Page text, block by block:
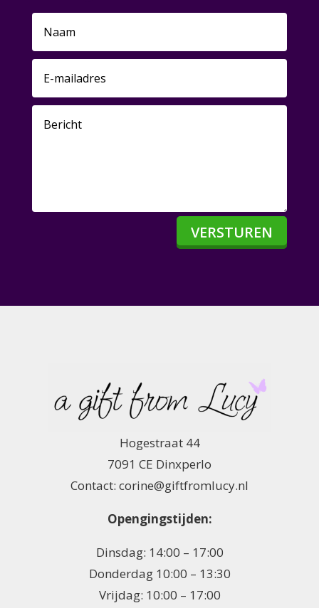
VERSTUREN
Hogestraat 44
7091 CE Dinxperlo
Contact: corine@giftfromlucy.nl
Opengingstijden:
Dinsdag: 14:00 – 17:00
Donderdag 10:00 – 13:30
Vrijdag: 10:00 – 17:00